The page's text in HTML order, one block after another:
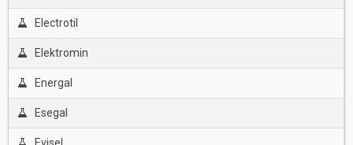
Electrotil
Elektromin
Energal
Esegal